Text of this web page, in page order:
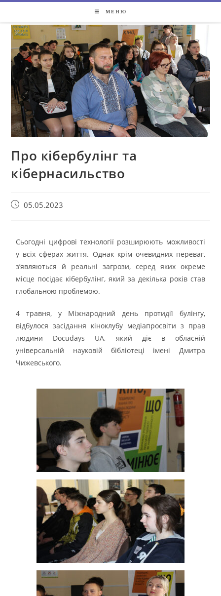
МЕНЮ
Про кібербулінг та
кібернасильство
05.05.2023
Сьогодні цифрові технології розширюють можливості
у всіх сферах життя. Однак крім очевидних переваг,
з’являються й реальні загрози, серед яких окреме
місце посідає кібербулінг, який за декілька років став
глобальною проблемою.
4 травня, у Міжнародний день протидії булінгу,
відбулося засідання кіноклубу медіапросвіти з прав
людини Docudays UA, який діє в обласній
універсальній науковій бібліотеці імені Дмитра
Чижевського.